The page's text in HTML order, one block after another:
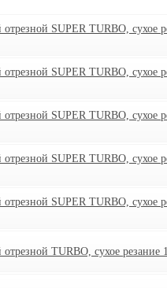
SUPER TURBO, сухое
SUPER TURBO, сухое
SUPER TURBO, сухое
SUPER TURBO, сухое
SUPER TURBO, сухое
TURBO, сухое резание